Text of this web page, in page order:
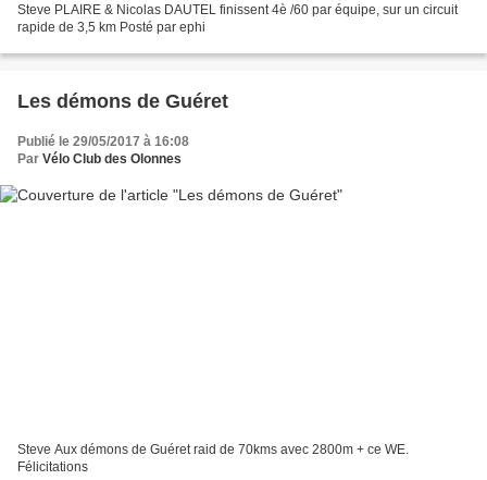
Steve PLAIRE & Nicolas DAUTEL finissent 4è /60 par équipe, sur un circuit
rapide de 3,5 km Posté par ephi
Les démons de Guéret
Publié le 29/05/2017 à 16:08
Par Vélo Club des Olonnes
Steve Aux démons de Guéret raid de 70kms avec 2800m + ce WE.
Félicitations